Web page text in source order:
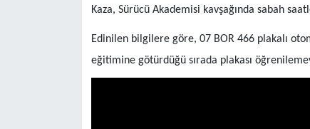
Kaza, Sürücü Akademisi kavşağında sabah
Edinilen bilgilere göre, 07 BOR 466 plakalı
eğitimine götürdüğü sırada plakası